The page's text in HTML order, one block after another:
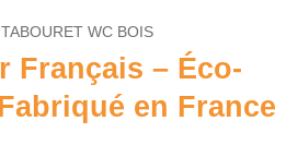
TABOURET WC BOIS
Français – Éco-
en France